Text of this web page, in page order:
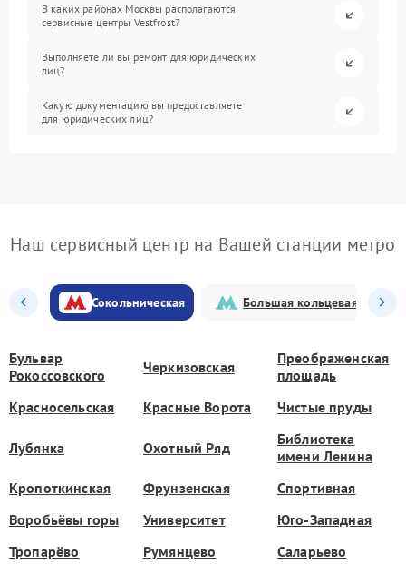
В каких районах Москвы располагаются
сервисные центры Vestfrost?
Выполняете ли вы ремонт для юридических
лиц?
Какую документацию вы предоставляете
для юридических лиц?
Наш сервисный центр на Вашей станции метро
Сокольническая Большая кольцевая
Бульвар
Рокоссовского
Черкизовская
Преображенская
площадь
Красносельская
Красные Ворота Чистые пруды
Лубянка Охотный Ряд
Библиотека
имени Ленина
Кропоткинская
Фрунзенская
Спортивная
Воробьёвы горы
Университет
Юго-Западная
Тропарёво
Румянцево Саларьево